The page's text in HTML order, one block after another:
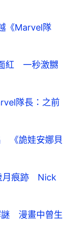
《Marvel隊
紅 一秒激嬲
隊長：之前
《詭娃安娜貝
月痕跡 Nick
謎 漫畫中曾生